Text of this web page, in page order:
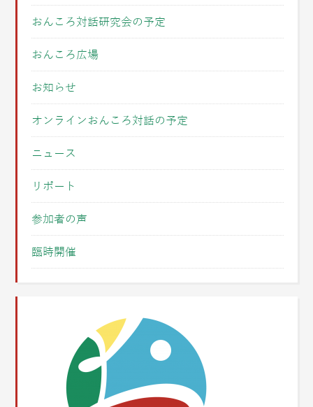
おんころ対話研究会の予定
おんころ広場
お知らせ
オンラインおんころ対話の予定
ニュース
リポート
参加者の声
臨時開催